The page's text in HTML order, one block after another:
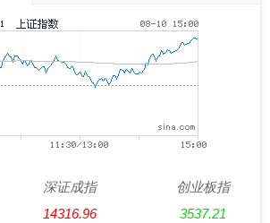
深证成指
14316.96
创业板指
3537.21